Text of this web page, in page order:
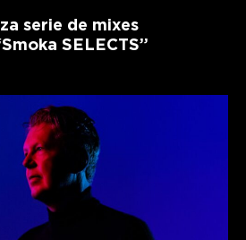
serie de mixes
SELECTS”